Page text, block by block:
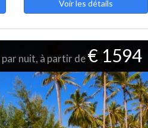
Voir les détails
par nuit, à partir de€ 1594